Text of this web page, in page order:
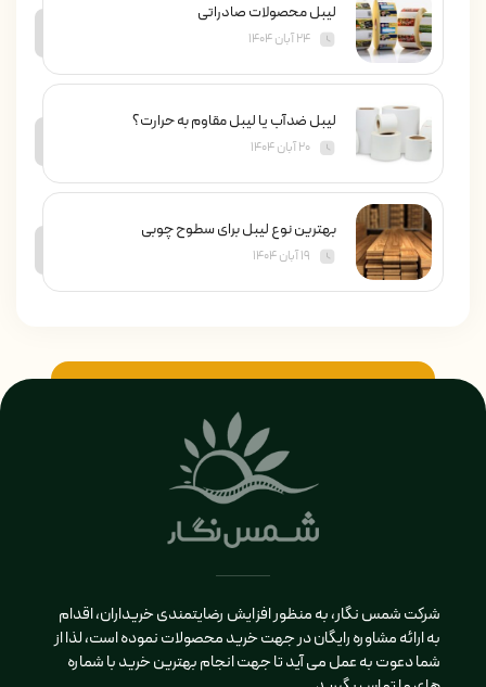
لیبل محصولات صادراتی
۲۴ آبان ۱۴۰۴
لیبل ضدآب یا لیبل مقاوم به حرارت؟
۲۰ آبان ۱۴۰۴
بهترین نوع لیبل برای سطوح چوبی
۱۹ آبان ۱۴۰۴
شرکت شمس نگار، به منظور افزایش رضایتمندی خریداران، اقدام
به ارائه مشاوره رایگان در جهت خرید محصولات نموده است، لذا از
شما دعوت به عمل می آید تا جهت انجام بهترین خرید با شماره